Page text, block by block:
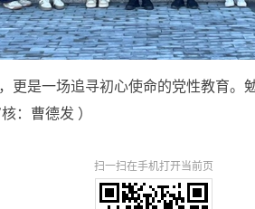
是一场追寻初心使命的党性教育。
：曹德发 ）
扫一扫在手机打开当前页